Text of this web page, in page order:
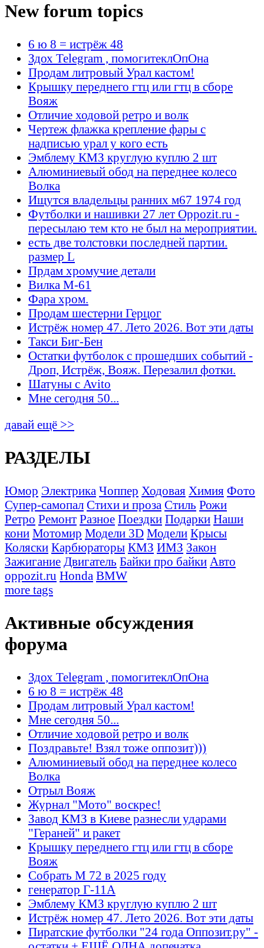
New forum topics
6 ю 8 = истрёж 48
Здох Telegram , помогитеклОпОна
Продам литровый Урал кастом!
Крышку переднего гтц или гтц в сборе
Вояж
Отличие ходовой ретро и волк
Чертеж флажка крепление фары с
надписью урал у кого есть
Эмблему КМЗ круглую куплю 2 шт
Алюминиевый обод на переднее колесо
Волка
Ищутся владельцы ранних м67 1974 год
Футболки и нашивки 27 лет Oppozit.ru -
пересылаю тем кто не был на мероприятии.
есть две толстовки последней партии.
размер L
Прдам хромучие детали
Вилка М-61
Фара хром.
Продам шестерни Герцог
Истрёж номер 47. Лето 2026. Вот эти даты
Такси Биг-Бен
Остатки футболок с прошедших событий -
Дроп, Истрёж, Вояж. Перезалил фотки.
Шатуны с Avito
Мне сегодня 50...
давай ещё >>
РАЗДЕЛЫ
Юмор Электрика Чоппер Ходовая Химия Фото
Супер-самопал Стихи и проза Стиль Рожи
Ретро Ремонт Разное Поездки Подарки Наши
кони Мотомир Модели 3D Модели Крысы
Коляски Карбюраторы КМЗ ИМЗ Закон
Зажигание Двигатель Байки про байки Авто
oppozit.ru Honda BMW
more tags
Активные обсуждения
форума
Здох Telegram , помогитеклОпОна
6 ю 8 = истрёж 48
Продам литровый Урал кастом!
Мне сегодня 50...
Отличие ходовой ретро и волк
Поздравьте! Взял тоже оппозит)))
Алюминиевый обод на переднее колесо
Волка
Отрыл Вояж
Журнал "Мото" воскрес!
Завод КМЗ в Киеве разнесли ударами
"Гераней" и ракет
Крышку переднего гтц или гтц в сборе
Вояж
Собрать М 72 в 2025 году
генератор Г-11А
Эмблему КМЗ круглую куплю 2 шт
Истрёж номер 47. Лето 2026. Вот эти даты
Пиратские футболки "24 года Оппозит.ру" -